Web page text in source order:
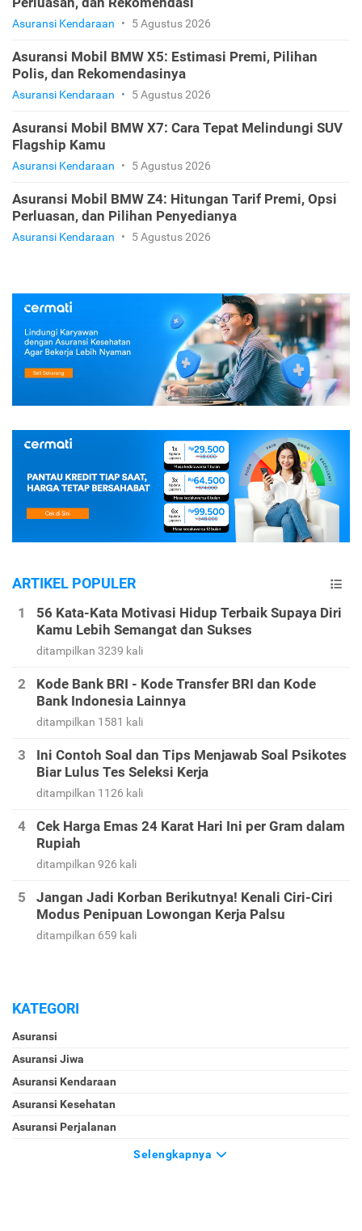
Asuransi Kendaraan • 5 Agustus 2026
Asuransi Mobil BMW X5: Estimasi Premi, Pilihan
Polis, dan Rekomendasinya
Asuransi Kendaraan • 5 Agustus 2026
Asuransi Mobil BMW X7: Cara Tepat Melindungi SUV
Flagship Kamu
Asuransi Kendaraan • 5 Agustus 2026
Asuransi Mobil BMW Z4: Hitungan Tarif Premi, Opsi
Perluasan, dan Pilihan Penyedianya
Asuransi Kendaraan • 5 Agustus 2026
ARTIKEL POPULER
56 Kata-Kata Motivasi Hidup Terbaik Supaya Diri
Kamu Lebih Semangat dan Sukses
ditampilkan 3239 kali
Kode Bank BRI - Kode Transfer BRI dan Kode
Bank Indonesia Lainnya
ditampilkan 1581 kali
Ini Contoh Soal dan Tips Menjawab Soal Psikotes
Biar Lulus Tes Seleksi Kerja
ditampilkan 1126 kali
Cek Harga Emas 24 Karat Hari Ini per Gram dalam
Rupiah
ditampilkan 926 kali
Jangan Jadi Korban Berikutnya! Kenali Ciri-Ciri
Modus Penipuan Lowongan Kerja Palsu
ditampilkan 659 kali
KATEGORI
Asuransi
Asuransi Jiwa
Asuransi Kendaraan
Asuransi Kesehatan
Asuransi Perjalanan
Selengkapnya